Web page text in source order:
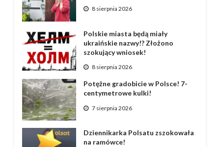
8 sierpnia 2026
Polskie miasta będą miały
ukraińskie nazwy!? Złożono
szokujący wniosek!
8 sierpnia 2026
Potężne gradobicie w Polsce! 7-
centymetrowe kulki!
7 sierpnia 2026
Dziennikarka Polsatu zszokowała
na ramówce!